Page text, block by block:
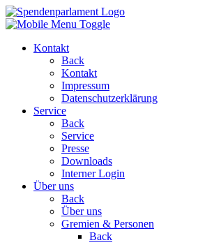
Kontakt
Back
Kontakt
Impressum
Datenschutzerklärung
Service
Back
Service
Presse
Downloads
Interner Login
Über uns
Back
Über uns
Gremien & Personen
Back